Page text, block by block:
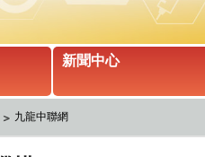
新聞中心
九龍中聯網